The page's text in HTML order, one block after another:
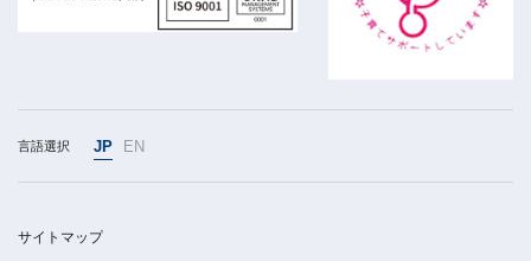
言語選択 JP EN
サイトマップ